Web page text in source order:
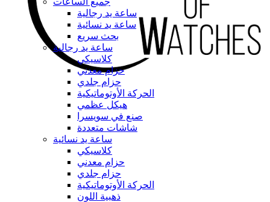
ساعة يد رجالية
ساعة يد نسائية
بحث سريع
ساعة يد رجالية
كلاسيكي
حزام معدني
حزام جلدي
الحركة الأوتوماتيكية
هيكل عظمي
صنع في سويسرا
شاشات متعددة
ساعة يد نسائية
كلاسيكي
حزام معدني
حزام جلدي
الحركة الأوتوماتيكية
ذهبية اللون